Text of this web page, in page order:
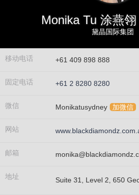
Monika Tu 涂燕翎
黛晶国际集团
移动电话 +61 409 898 888
固定电话 +61 2 8280 8280
微信 Monikatusydney 加微信
网站
邮箱
地址 Suite 31, Level 2, 650